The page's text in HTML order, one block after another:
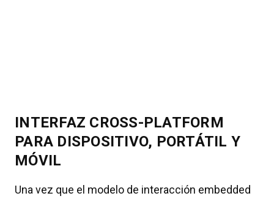
INTERFAZ CROSS-PLATFORM
PARA DISPOSITIVO, PORTÁTIL Y
MÓVIL
Una vez que el modelo de interacción embedded